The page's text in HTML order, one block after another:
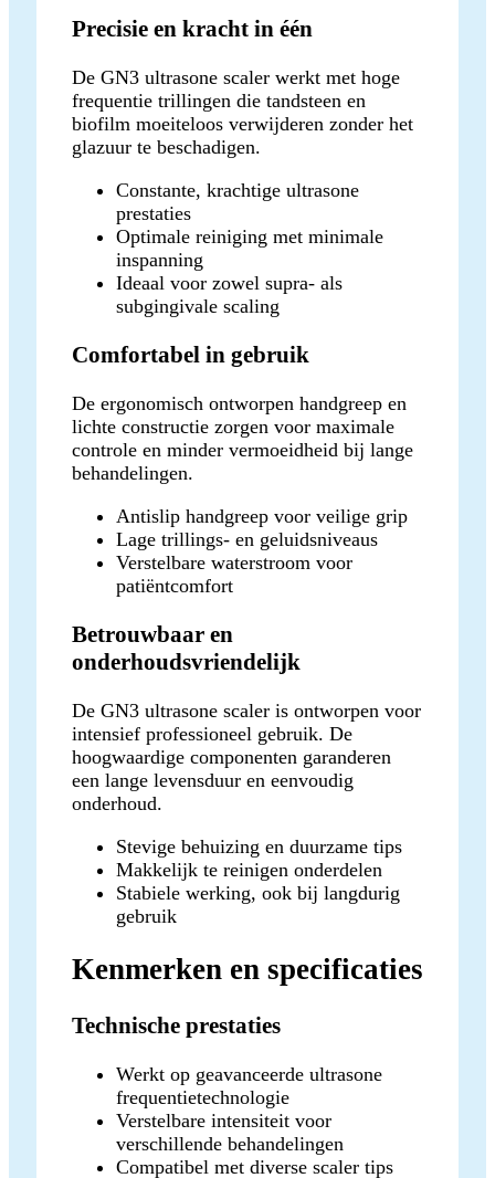
Precisie en kracht in één
De GN3 ultrasone scaler werkt met hoge
frequentie trillingen die tandsteen en
biofilm moeiteloos verwijderen zonder het
glazuur te beschadigen.
Constante, krachtige ultrasone
prestaties
Optimale reiniging met minimale
inspanning
Ideaal voor zowel supra- als
subgingivale scaling
Comfortabel in gebruik
De ergonomisch ontworpen handgreep en
lichte constructie zorgen voor maximale
controle en minder vermoeidheid bij lange
behandelingen.
Antislip handgreep voor veilige grip
Lage trillings- en geluidsniveaus
Verstelbare waterstroom voor
patiëntcomfort
Betrouwbaar en
onderhoudsvriendelijk
De GN3 ultrasone scaler is ontworpen voor
intensief professioneel gebruik. De
hoogwaardige componenten garanderen
een lange levensduur en eenvoudig
onderhoud.
Stevige behuizing en duurzame tips
Makkelijk te reinigen onderdelen
Stabiele werking, ook bij langdurig
gebruik
Kenmerken en specificaties
Technische prestaties
Werkt op geavanceerde ultrasone
frequentietechnologie
Verstelbare intensiteit voor
verschillende behandelingen
Compatibel met diverse scaler tips